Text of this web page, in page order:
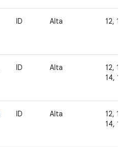
ID Alta 12,
ID Alta
12,
14, 15
ID Alta
12,
14, 15